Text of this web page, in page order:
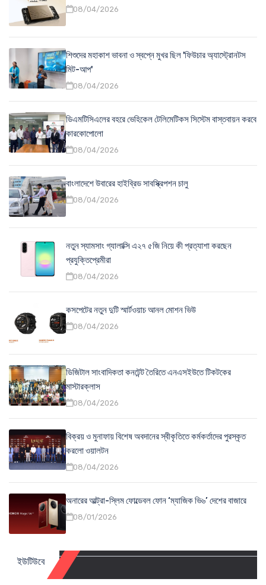
08/04/2026
শিশুদের মহাকাশ ভাবনা ও স্বপ্নে মুখর ছিল 'ফিউচার অ্যাস্ট্রোনটস
মিট-আপ'
08/04/2026
ডিএমটিসিএলের বহরে ভেহিকেল টেলিমেটিকস সিস্টেম বাস্তবায়ন করবে
কারকোপোলো
08/04/2026
বাংলাদেশে উবারের হাইব্রিড সাবস্ক্রিপশন চালু
08/04/2026
নতুন স্যামসাং গ্যালাক্সি এ২৭ ৫জি নিয়ে কী প্রত্যাশা করছেন
প্রযুক্তিপ্রেমীরা
08/04/2026
কসপেটের নতুন দুটি স্মার্টওয়াচ আনল মোশন ভিউ
08/04/2026
ডিজিটাল সাংবাদিকতা কনটেন্ট তৈরিতে এনএসইউতে টিকটকের
মাস্টারক্লাস
08/04/2026
বিক্রয় ও মুনাফায় বিশেষ অবদানের স্বীকৃতিতে কর্মকর্তাদের পুরস্কৃত
করলো ওয়ালটন
08/04/2026
অনারের আল্ট্রা-স্লিম ফোল্ডেবল ফোন ‘ম্যাজিক ভি৬’ দেশের বাজারে
08/01/2026
ইউটিউবে